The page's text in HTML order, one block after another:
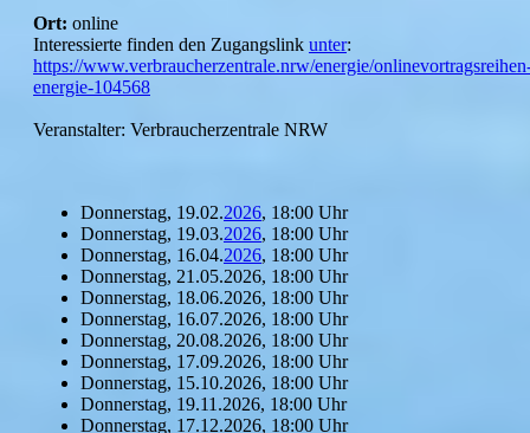
Ort: online
Interessierte finden den Zugangslink unter:
https://www.verbraucherzentrale.nrw/energie/
energie-104568
Veranstalter: Verbraucherzentrale NRW
Donnerstag, 19.02.2026, 18:00 Uhr
Donnerstag, 19.03.2026, 18:00 Uhr
Donnerstag, 16.04.2026, 18:00 Uhr
Donnerstag, 21.05.2026, 18:00 Uhr
Donnerstag, 18.06.2026, 18:00 Uhr
Donnerstag, 16.07.2026, 18:00 Uhr
Donnerstag, 20.08.2026, 18:00 Uhr
Donnerstag, 17.09.2026, 18:00 Uhr
Donnerstag, 15.10.2026, 18:00 Uhr
Donnerstag, 19.11.2026, 18:00 Uhr
Donnerstag, 17.12.2026, 18:00 Uhr